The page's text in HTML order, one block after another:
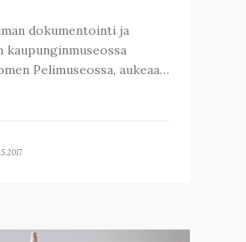
dokumentointi ja
kaupunginmuseossa
Pelimuseossa, aukeaa…